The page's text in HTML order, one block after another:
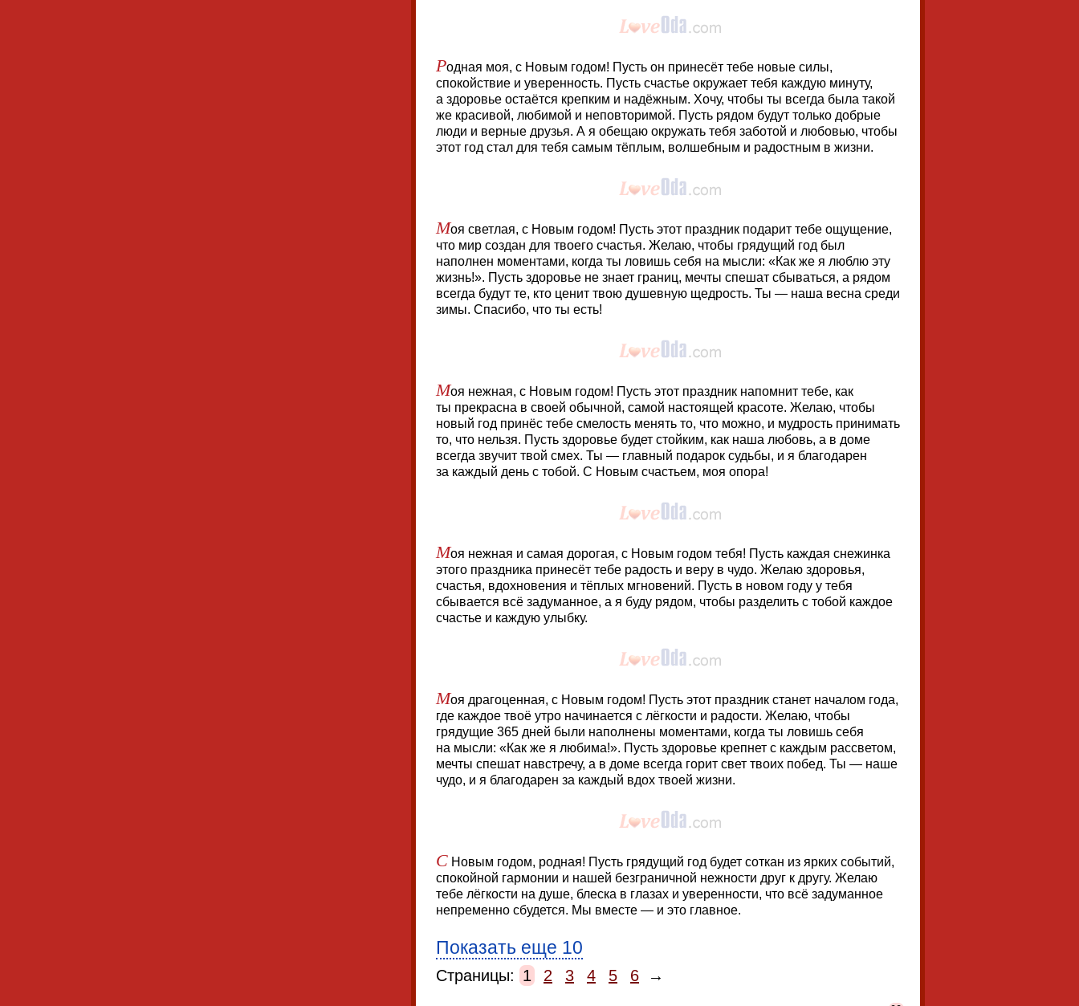
Родная моя, с Новым годом! Пусть он принесёт тебе новые силы,
спокойствие и уверенность. Пусть счастье окружает тебя каждую минуту,
а здоровье остаётся крепким и надёжным. Хочу, чтобы ты всегда была такой
же красивой, любимой и неповторимой. Пусть рядом будут только добрые
люди и верные друзья. А я обещаю окружать тебя заботой и любовью, чтобы
этот год стал для тебя самым тёплым, волшебным и радостным в жизни.
Моя светлая, с Новым годом! Пусть этот праздник подарит тебе ощущение,
что мир создан для твоего счастья. Желаю, чтобы грядущий год был
наполнен моментами, когда ты ловишь себя на мысли: «Как же я люблю эту
жизнь!». Пусть здоровье не знает границ, мечты спешат сбываться, а рядом
всегда будут те, кто ценит твою душевную щедрость. Ты — наша весна среди
зимы. Спасибо, что ты есть!
Моя нежная, с Новым годом! Пусть этот праздник напомнит тебе, как
ты прекрасна в своей обычной, самой настоящей красоте. Желаю, чтобы
новый год принёс тебе смелость менять то, что можно, и мудрость принимать
то, что нельзя. Пусть здоровье будет стойким, как наша любовь, а в доме
всегда звучит твой смех. Ты — главный подарок судьбы, и я благодарен
за каждый день с тобой. С Новым счастьем, моя опора!
Моя нежная и самая дорогая, с Новым годом тебя! Пусть каждая снежинка
этого праздника принесёт тебе радость и веру в чудо. Желаю здоровья,
счастья, вдохновения и тёплых мгновений. Пусть в новом году у тебя
сбывается всё задуманное, а я буду рядом, чтобы разделить с тобой каждое
счастье и каждую улыбку.
Моя драгоценная, с Новым годом! Пусть этот праздник станет началом года,
где каждое твоё утро начинается с лёгкости и радости. Желаю, чтобы
грядущие 365 дней были наполнены моментами, когда ты ловишь себя
на мысли: «Как же я любима!». Пусть здоровье крепнет с каждым рассветом,
мечты спешат навстречу, а в доме всегда горит свет твоих побед. Ты — наше
чудо, и я благодарен за каждый вдох твоей жизни.
С Новым годом, родная! Пусть грядущий год будет соткан из ярких событий,
спокойной гармонии и нашей безграничной нежности друг к другу. Желаю
тебе лёгкости на душе, блеска в глазах и уверенности, что всё задуманное
непременно сбудется. Мы вместе — и это главное.
Показать еще 10
Страницы: 1 2 3 4 5 6 →